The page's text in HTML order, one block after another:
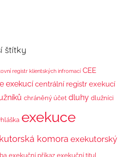
štítky
registr klientských infromací CEE
exekucí centrální registr exekucí
chráněný účet dluhy dlužníci
exekuce
komora exekutorský
exekuční příkaz exekuční titul